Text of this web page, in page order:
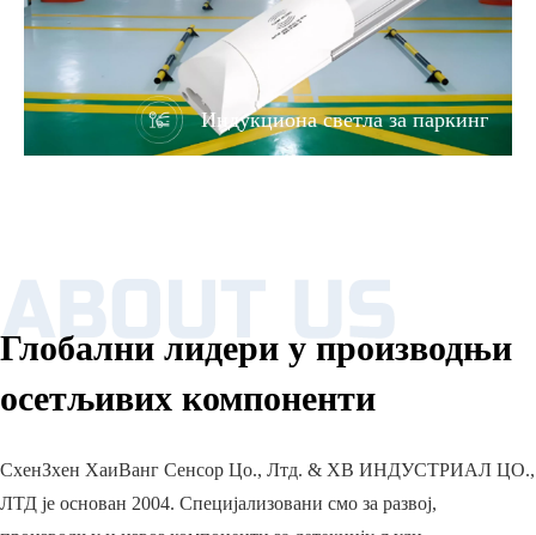
Индукциона светла за паркинг
Глобални лидери у производњи
осетљивих компоненти
СхенЗхен ХаиВанг Сенсор Цо., Лтд. & ХВ ИНДУСТРИАЛ ЦО.,
ЛТД је основан 2004. Специјализовани смо за развој,